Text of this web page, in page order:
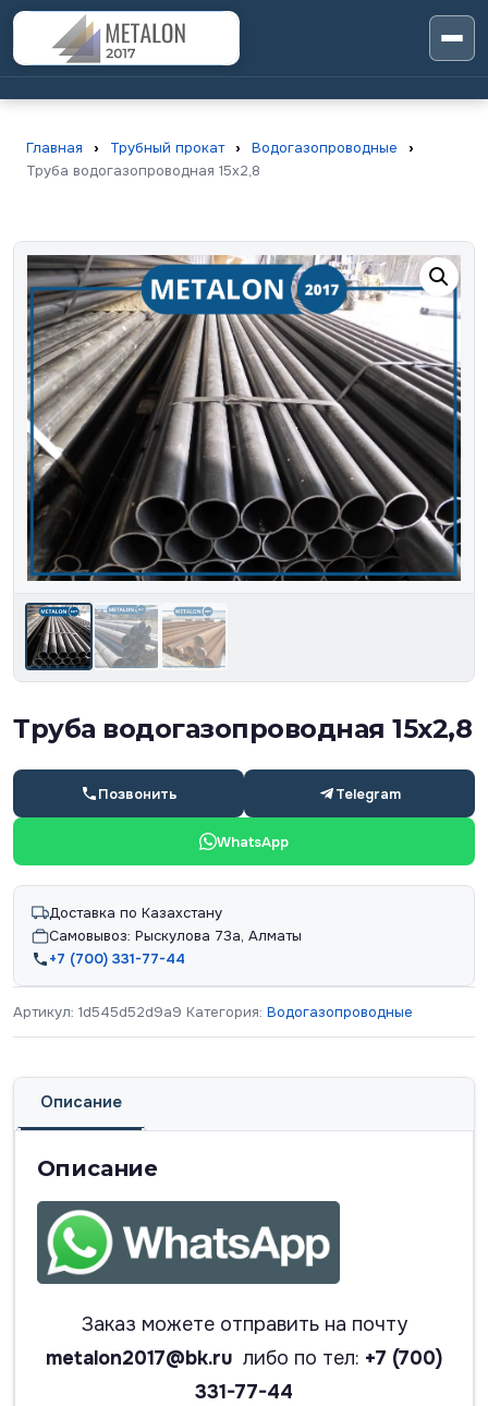
Главная › Трубный прокат › Водогазопроводные
›
Труба водогазопроводная 15х2,8
Труба водогазопроводная 15х2,8
Позвонить Telegram
WhatsApp
Доставка по Казахстану
Самовывоз: Рыскулова 73а, Алматы
+7 (700) 331-77-44
Артикул: 1d545d52d9a9 Категория: Водогазопроводные
Описание
Описание
Заказ можете отправить на почту
metalon2017@bk.ru либо по тел: +7 (700)
331-77-44